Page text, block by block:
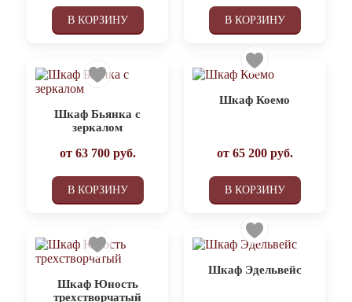
В КОРЗИНУ В КОРЗИНУ
Шкаф Бьянка с
зеркалом
от 63 700руб.
В КОРЗИНУ
Шкаф Коемо
от 65 200руб.
В КОРЗИНУ
Шкаф Юность
трехстворчатый
Шкаф Эдельвейс